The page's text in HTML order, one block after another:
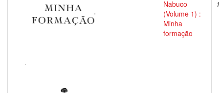
Nabuco
(Volume 1) :
Minha
formação